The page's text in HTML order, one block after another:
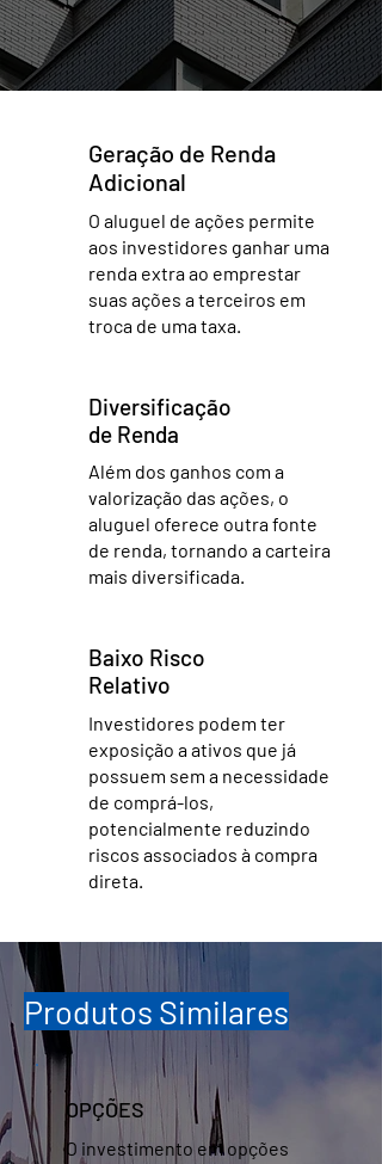
Geração de Renda
Adicional
O aluguel de ações permite
aos investidores ganhar uma
renda extra ao emprestar
suas ações a terceiros em
troca de uma taxa.
Diversificação
de Renda
Além dos ganhos com a
valorização das ações, o
aluguel oferece outra fonte
de renda, tornando a carteira
mais diversificada.
Baixo Risco
Relativo
Investidores podem ter
exposição a ativos que já
possuem sem a necessidade
de comprá-los,
potencialmente reduzindo
riscos associados à compra
direta.
Produtos Similares
OPÇÕES
O investimento em opções